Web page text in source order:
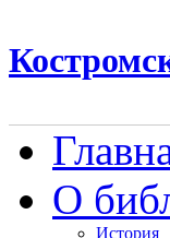
О
История